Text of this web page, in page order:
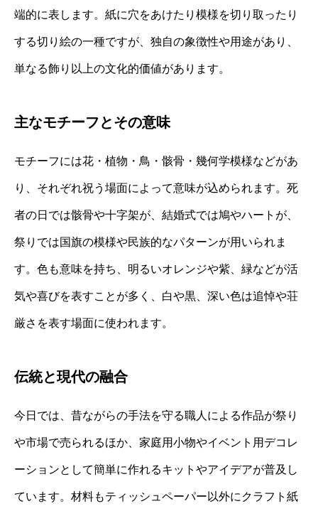
端的に表します。紙に穴をあけたり模様を切り取ったり
する切り絵の一種ですが、独自の象徴性や用途があり、
単なる飾り以上の文化的価値があります。
主なモチーフとその意味
モチーフには花・植物・鳥・骸骨・幾何学模様などがあ
り、それぞれ祝う場面によって意味が込められます。死
者の日では骸骨や十字架が、結婚式では鳩やハートが、
祭りでは国旗の模様や民族的なパターンが用いられま
す。色も意味を持ち、明るいオレンジや紫、緑などが活
気や喜びを表すことが多く、白や黒、深い色は追悼や荘
厳さを表す場面に使われます。
伝統と現代の融合
今日では、昔ながらの手法を守る職人による作品が祭り
や市場で売られるほか、家庭用小物やイベント用デコレ
ーションとして簡単に作れるキットやアイデアが普及し
ています。材料もティッシュペーパー以外にクラフト紙